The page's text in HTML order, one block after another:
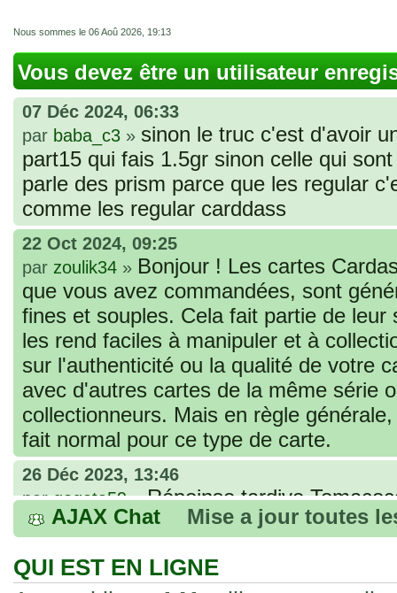
Nous sommes le 06 Aoû 2026, 19:13
Vous devez être un utilisateur
07 Déc 2024, 06:33
par baba_c3 » sinon le truc c'est d'avoir
part15 qui fais 1.5gr sinon celle qui
parle des prism parce que les regular
comme les regular carddass
22 Oct 2024, 09:25
par zoulik34 » Bonjour ! Les cartes
que vous avez commandées, sont
fines et souples. Cela fait partie de
les rend faciles à manipuler et à
sur l'authenticité ou la qualité de votre
avec d'autres cartes de la même série
collectionneurs. Mais en règle
fait normal pour ce type de carte.
26 Déc 2023, 13:46
pargogeta59»Répoinse tardive
acheter une réédition de cette Hondan ?
02 Juin 2023, 14:17
parTomacoco»Bonjour j'ai commandé
AJAX Chat Mise a jour toutes
QUI EST EN LIGNE